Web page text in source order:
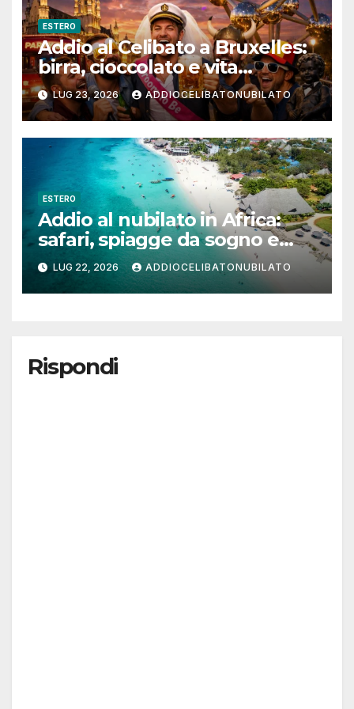
ESTERO
Addio al Celibato a Bruxelles:
birra, cioccolato e vita
notturna per un weekend
indimenticabile
LUG 23, 2026 ADDIOCELIBATONUBILATO
ESTERO
Addio al nubilato in Africa:
safari, spiagge da sogno e
città magiche
LUG 22, 2026 ADDIOCELIBATONUBILATO
Rispondi